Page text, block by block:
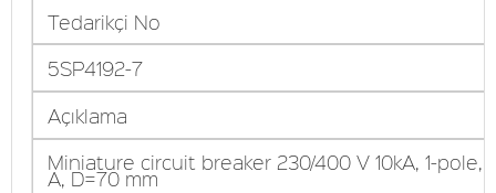
Tedarikçi No
5SP4192-7
Açıklama
Miniature circuit breaker 230/400 V 10kA, 1-pole,
A, D=70 mm